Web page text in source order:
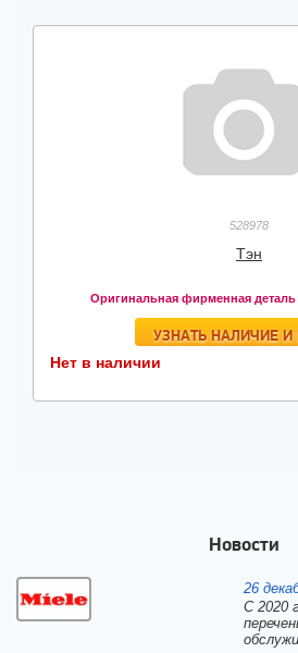
528978
Тэн
Оригинальная фирменная деталь
УЗНАТЬ НАЛИЧИЕ И
Нет в наличии
Новости
26
С 2020